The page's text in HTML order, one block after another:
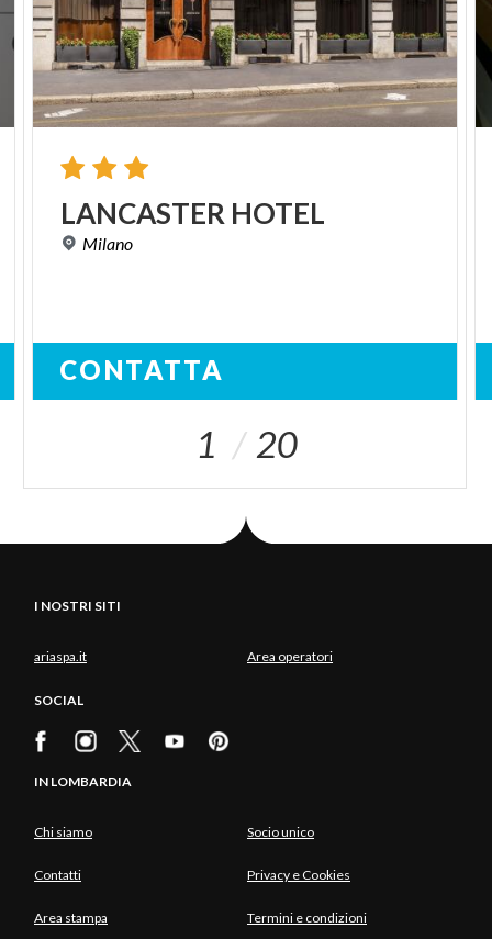
LANCASTER HOTEL
Milano
CONTATTA
1 20
I NOSTRI SITI
ariaspa.it Area operatori
SOCIAL
IN LOMBARDIA
Chi siamo Socio unico
Contatti Privacy e Cookies
Area stampa Termini e condizioni